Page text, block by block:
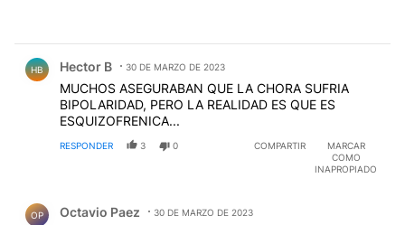
HB Hector B 30 DE MARZO DE 2023
MUCHOS ASEGURABAN QUE LA CHORA SUFRIA
BIPOLARIDAD, PERO LA REALIDAD ES QUE ES
ESQUIZOFRENICA...
RESPONDER 3 0 COMPARTIR
MARCAR
COMO
INAPROPIADO
OP Octavio Paez 30 DE MARZO DE 2023